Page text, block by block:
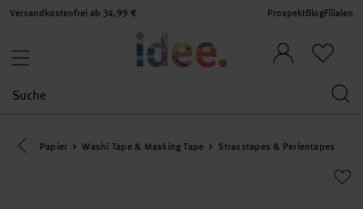
Versandkostenfrei ab 34,99 € ProspektBlogFilialen
Eine Kategorie zurück navigieren
Papier Washi Tape & Masking Tape Strasstapes & Perlentapes